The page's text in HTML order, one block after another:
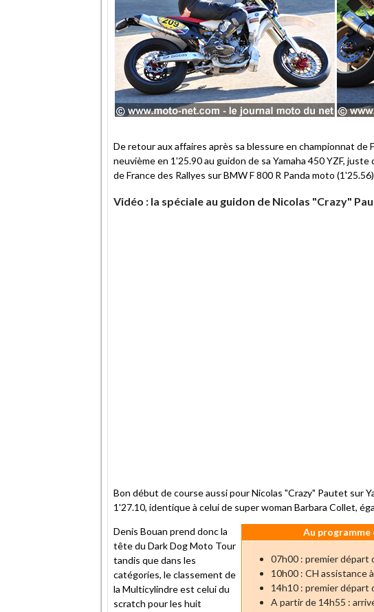
De retour aux affaires après sa blessure en championnat de
neuvième en 1'25.90 au guidon de sa Yamaha 450 YZF,
de France des Rallyes sur BMW F 800 R Panda moto
Vidéo : la spéciale au guidon de Nicolas "Crazy"
Bon début de course aussi pour Nicolas "Crazy" Pautet sur
1'27.10, identique à celui de super woman Barbara Collet,
Au
07h00 : premier départ
10h00 : CH assistance
14h10 : premier départ
A partir de 14h55 :
Denis Bouan prend donc la
tête du Dark Dog Moto Tour
tandis que dans les
catégories, le classement de
la Multicylindre est celui du
scratch pour les huit